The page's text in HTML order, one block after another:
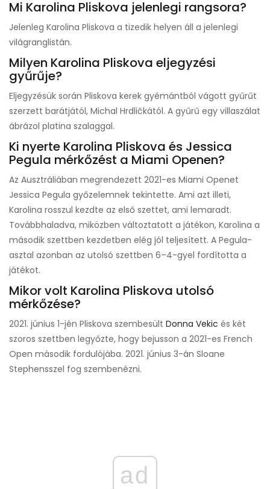
Mi Karolina Pliskova jelenlegi rangsora?
Jelenleg Karolina Pliskova a tizedik helyen áll a jelenlegi
világranglistán.
Milyen Karolina Pliskova eljegyzési
gyűrűje?
Eljegyzésük során Pliskova kerek gyémántból vágott gyűrűt
szerzett barátjától, Michal Hrdličkától. A gyűrű egy villaszálat
ábrázol platina szalaggal.
Ki nyerte Karolina Pliskova és Jessica
Pegula mérkőzést a Miami Openen?
Az Ausztráliában megrendezett 2021-es Miami Openet
Jessica Pegula győzelemnek tekintette. Ami azt illeti,
Karolina rosszul kezdte az első szettet, ami lemaradt.
Továbbhaladva, miközben változtatott a játékon, Karolina a
második szettben kezdetben elég jól teljesített. A Pegula-
asztal azonban az utolsó szettben 6–4-gyel fordította a
játékot.
Mikor volt Karolina Pliskova utolsó
mérkőzése?
2021. június 1-jén Pliskova szembesült Donna Vekic és két
szoros szettben legyőzte, hogy bejusson a 2021-es French
Open második fordulójába. 2021. június 3-án Sloane
Stephensszel fog szembenézni.
ad